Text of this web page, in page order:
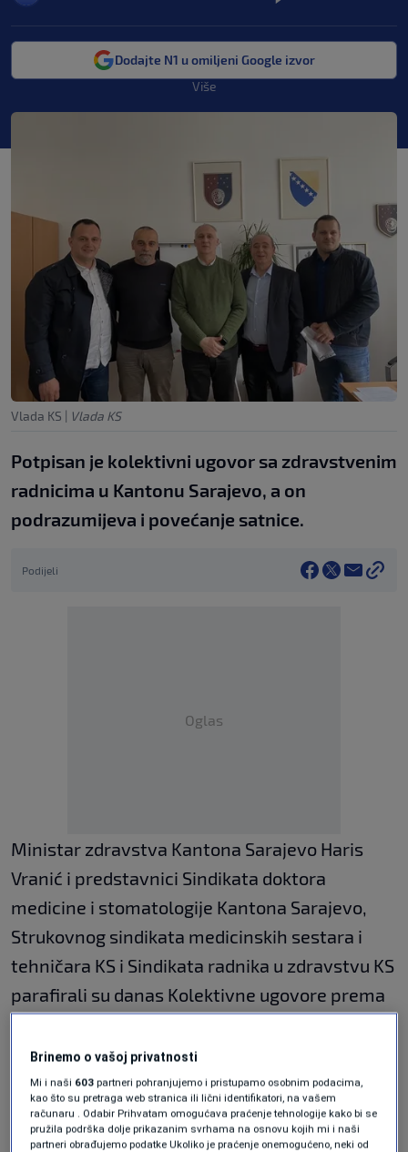
Dodajte N1 u omiljeni Google izvor
Više
Vlada KS | Vlada KS
Potpisan je kolektivni ugovor sa zdravstvenim
radnicima u Kantonu Sarajevo, a on
podrazumijeva i povećanje satnice.
Podijeli
Oglas
Ministar zdravstva Kantona Sarajevo Haris
Vranić i predstavnici Sindikata doktora
medicine i stomatologije Kantona Sarajevo,
Strukovnog sindikata medicinskih sestara i
tehničara KS i Sindikata radnika u zdravstvu KS
parafirali su danas Kolektivne ugovore prema
osnovu rada radnika uposlenih u javnim
zdravstvenim ustanovama čiji su osnivači
kanton, jedan ili više kantona i Federacija
Bosne i Hercegovine ili se finansiraju potpuno
Brinemo o vašoj privatnosti
Mi i naši 603 partneri pohranjujemo i pristupamo osobnim podacima,
kao što su pretraga web stranica ili lični identifikatori, na vašem
računaru . Odabir Prihvatam omogućava praćenje tehnologije kako bi se
pružila podrška dolje prikazanim svrhama na osnovu kojih mi i naši
partneri obrađujemo podatke Ukoliko je praćenje onemogućeno, neki od